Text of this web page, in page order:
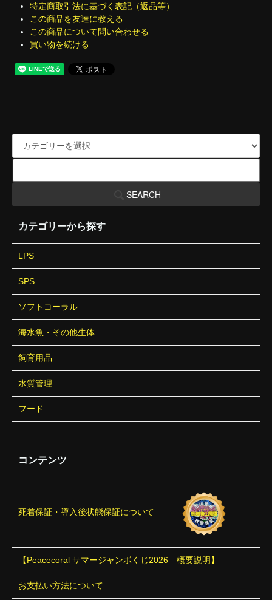
特定商取引法に基づく表記（返品等）
この商品を友達に教える
この商品について問い合わせる
買い物を続ける
SEARCH
カテゴリーから探す
LPS
SPS
ソフトコーラル
海水魚・その他生体
飼育用品
水質管理
フード
コンテンツ
死着保証・導入後状態保証について
【Peacecoral サマージャンボくじ2026 概要説明】
お支払い方法について